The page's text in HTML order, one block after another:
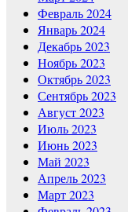
Февраль 2024
Январь 2024
Декабрь 2023
Ноябрь 2023
Октябрь 2023
Сентябрь 2023
Август 2023
Июль 2023
Июнь 2023
Май 2023
Апрель 2023
Март 2023